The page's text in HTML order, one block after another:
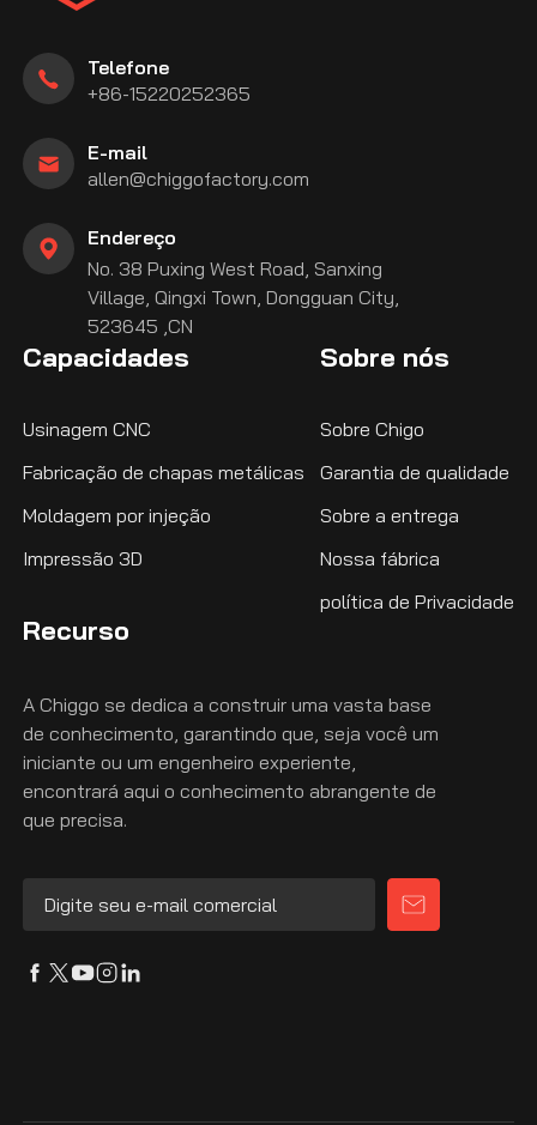
Telefone
+86-15220252365
E-mail
allen@chiggofactory.com
Endereço
No. 38 Puxing West Road, Sanxing
Village, Qingxi Town, Dongguan City,
523645 ,CN
Capacidades
Usinagem CNC
Fabricação de chapas metálicas
Moldagem por injeção
Impressão 3D
Sobre nós
Sobre Chigo
Garantia de qualidade
Sobre a entrega
Nossa fábrica
política de Privacidade
Recurso
A Chiggo se dedica a construir uma vasta base
de conhecimento, garantindo que, seja você um
iniciante ou um engenheiro experiente,
encontrará aqui o conhecimento abrangente de
que precisa.